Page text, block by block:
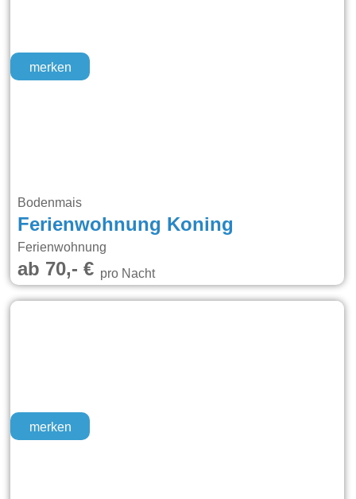
merken
Bodenmais
Ferienwohnung Koning
Ferienwohnung
ab 70,- €pro Nacht
merken